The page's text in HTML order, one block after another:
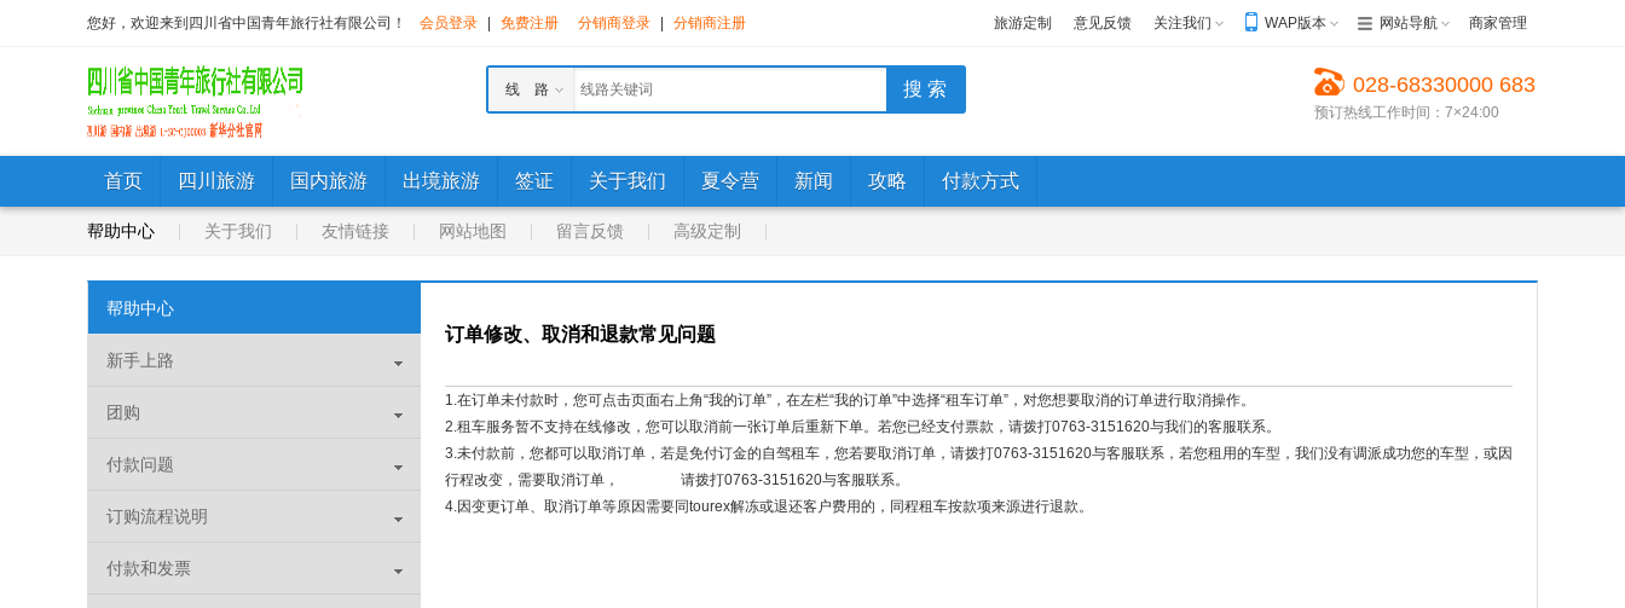
您好，欢迎来到四川省中国青年旅行社有限公司！ 会员登录 免费注册 分销商登录 分销商注册 旅游定制 意见反馈 关注我们 WAP版本 网站导航 商家管理
线 路
028-68330000 683
30022 68623999
预订热线工作时间：7×24:00
首页 四川旅游 国内旅游 出境旅游 签证 关于我们 夏令营 新闻 攻略 付款方式
帮助中心 关于我们 友情链接 网站地图 留言反馈 高级定制
帮助中心
新手上路
团购
付款问题
订购流程说明
付款和发票
订单修改、取消和退款常见问题
1.在订单未付款时，您可点击页面右上角“我的订单”，在左栏“我的订单”中选择“租车订单”，对您想要取消的订单进行取消操作。
2.租车服务暂不支持在线修改，您可以取消前一张订单后重新下单。若您已经支付票款，请拨打0763-3151620与我们的客服联系。
3.未付款前，您都可以取消订单，若是免付订金的自驾租车，您若要取消订单，请拨打0763-3151620与客服联系，若您租用的车型，我们没有调派成功您的车型，或因
行程改变，需要取消订单， 请拨打0763-3151620与客服联系。
4.因变更订单、取消订单等原因需要同tourex解冻或退还客户费用的，同程租车按款项来源进行退款。